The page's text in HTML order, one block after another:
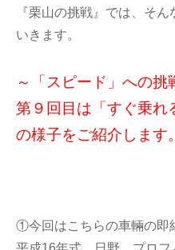
『栗山の挑戦』では、そ
いきます。
～「スピード」への挑
第９回目は「すぐ乗れ
の様子をご紹介します。
①今回はこちらの車輛の即